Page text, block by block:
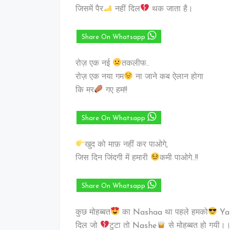
जिसमें पैर
नहीं दिल थक जाता है।
Share On Whatsapp
रोज़ एक नई
तकलीफ..
रोज़ एक नया गम
ना जाने कब ऐलान होगा
कि मर
गए हम!!
Share On Whatsapp
खुद को माफ़ नहीं कर पाओगे,
जिस दिन जिंदगी में हमारी
कमी पाओगे..!!
Share On Whatsapp
कुछ मोहब्बत का Nashaa था पहले हमको
दिल जो
टुटा तो Nashe से मोहब्बत हो गयी।।